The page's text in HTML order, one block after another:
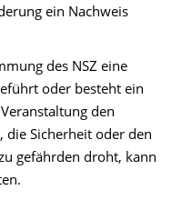
ein Nachweis
des NSZ eine
oder besteht ein
den
die Sicherheit oder den
gefährden droht, kann